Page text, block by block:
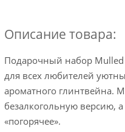
Описание товара:
Подарочный набор
для всех любителей
ароматного глинтвейна.
безалкогольную версию,
«погорячее».